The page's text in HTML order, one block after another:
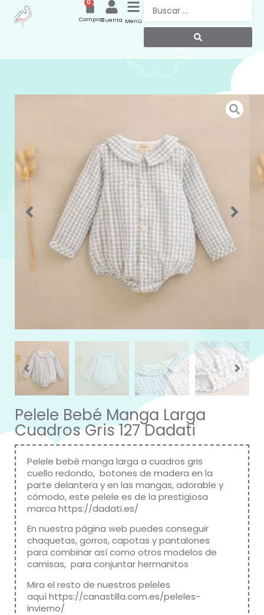
Menú
Cuenta
0
Compras
Pelele Bebé Manga Larga
Cuadros Gris 127 Dadati
Pelele bebé manga larga a cuadros gris
cuello redondo, botones de madera en la
parte delantera y en las mangas, adorable y
cómodo, este pelele es de la prestigiosa
marca https://dadati.es/
En nuestra página web puedes conseguir
chaquetas, gorros, capotas y pantalones
para combinar así como otros modelos de
camisas, para conjuntar hermanitos
Mira el resto de nuestros peleles
aquíhttps://canastilla.com.es/peleles-
invierno/